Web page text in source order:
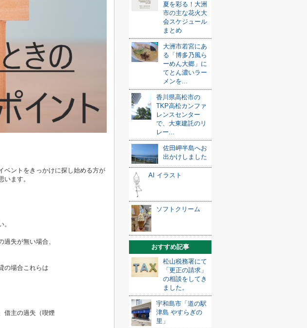
ベントをきっかけに探し始める方が
ます。
失が無い場合、
場合これらは
借主の過失（喫煙
夏を彩る！大洲
市の主な花火大
会スケジュール
まとめ
大洲市若宮にあ
る「博多乃風ら
ーめん大郷」に
てとん濃いラー
メンを...
香川県高松市の
TKP高松カンファ
レンスセンター
で、大東建託のリ
レー...
佐田岬半島へお
出かけしました
AI イラスト
ソフトクリーム
おすすめ記事
松山税務署にて
「更正の請求」
の相談をしてき
ました。
宇和島市「道の駅
津島 やすらぎの
里」